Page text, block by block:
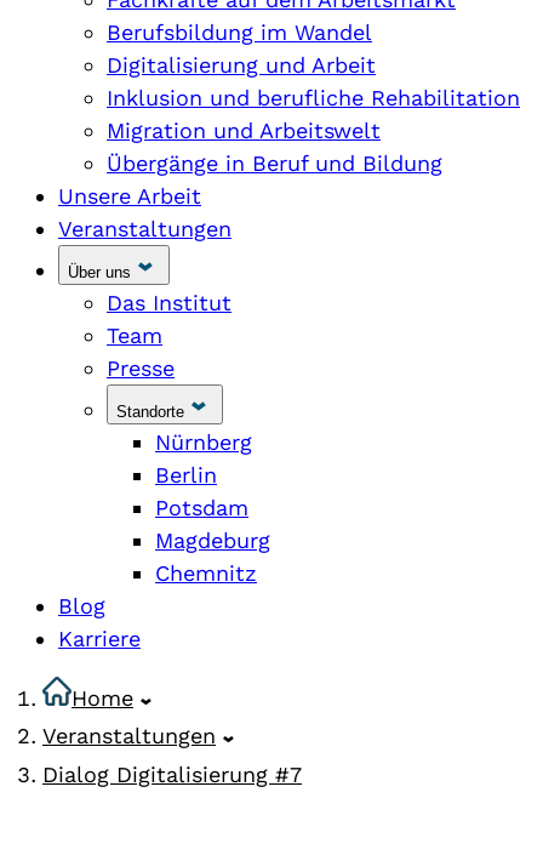
Berufsbildung im Wandel
Digitalisierung und Arbeit
Inklusion und berufliche Rehabilitation
Migration und Arbeitswelt
Übergänge in Beruf und Bildung
Unsere Arbeit
Veranstaltungen
Über uns
Das Institut
Team
Presse
Standorte
Nürnberg
Berlin
Potsdam
Magdeburg
Chemnitz
Blog
Karriere
Home
Veranstaltungen
Dialog Digitalisierung #7